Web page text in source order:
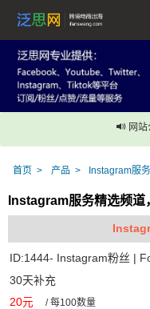
网站公
首页 产品 Instagram服务
Instagram服务精选频
ID:1444- Instagram粉丝 |
30天补充
20元 /每100数量